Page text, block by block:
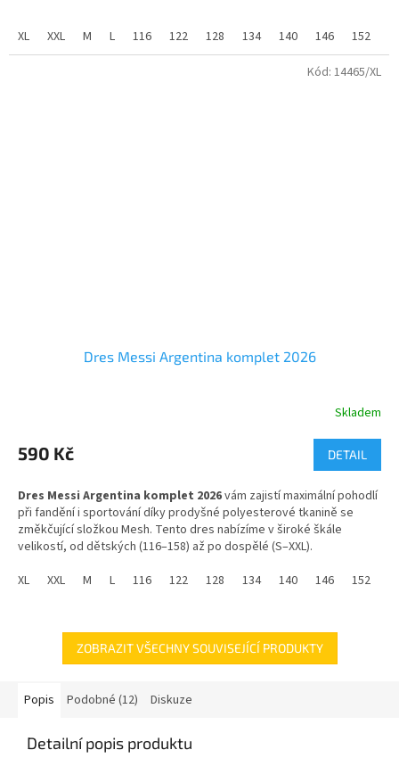
změkčující látky mash. vhodné pro sport i běžné nošení.
XL XXL M L 116 122 128 134 140 146 152
Dres Messi Argentina komplet 2026
produktu
je
z
5
hvězdiček.
Skladem
590 Kč DETAIL
Dres Messi Argentina komplet 2026vám zajistí maximální pohodlí
při fandění i sportování díky prodyšné polyesterové tkanině se
změkčující složkou Mesh. Tento dres nabízíme v široké škále
velikostí, od dětských (116–158) až po dospělé (S–XXL).
XL
XXL M L 116 122 128 134 140 146 152
Kód: 14465/XL
ZOBRAZIT VŠECHNY SOUVISEJÍCÍ PRODUKTY
Popis Podobné (12) Diskuze
Detailní popis produktu